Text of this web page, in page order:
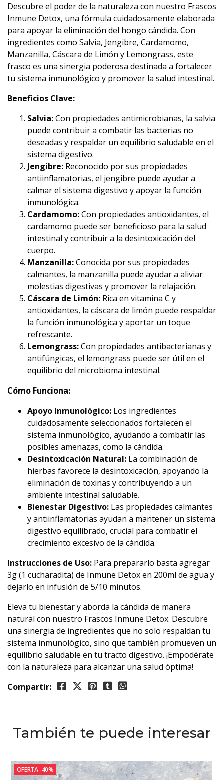
Descubre el poder de la naturaleza con nuestro Frascos
Inmune Detox, una fórmula cuidadosamente elaborada
para apoyar la eliminación del hongo cándida. Con
ingredientes como Salvia, Jengibre, Cardamomo,
Manzanilla, Cáscara de Limón y Lemongrass, este
frasco es una sinergia poderosa destinada a fortalecer
tu sistema inmunológico y promover la salud intestinal.
Beneficios Clave:
Salvia:Con propiedades antimicrobianas, la salvia
puede contribuir a combatir las bacterias no
deseadas y respaldar un equilibrio saludable en el
sistema digestivo.
Jengibre: Reconocido por sus propiedades
antiinflamatorias, el jengibre puede ayudar a
calmar el sistema digestivo y apoyar la función
inmunológica.
Cardamomo:Con propiedades antioxidantes, el
cardamomo puede ser beneficioso para la salud
intestinal y contribuir a la desintoxicación del
cuerpo.
Manzanilla:Conocida por sus propiedades
calmantes, la manzanilla puede ayudar a aliviar
molestias digestivas y promover la relajación.
Cáscara de Limón: Rica en vitamina C y
antioxidantes, la cáscara de limón puede respaldar
la función inmunológica y aportar un toque
refrescante.
Lemongrass:Con propiedades antibacterianas y
antifúngicas, el lemongrass puede ser útil en el
equilibrio del microbioma intestinal.
Cómo Funciona:
Apoyo Inmunológico: Los ingredientes
cuidadosamente seleccionados fortalecen el
sistema inmunológico, ayudando a combatir las
posibles amenazas, como la cándida.
Desintoxicación Natural: La combinación de
hierbas favorece la desintoxicación, apoyando la
eliminación de toxinas y contribuyendo a un
ambiente intestinal saludable.
Bienestar Digestivo: Las propiedades calmantes
y antiinflamatorias ayudan a mantener un sistema
digestivo equilibrado, crucial para combatir el
crecimiento excesivo de la cándida.
Instrucciones de Uso: Para prepararlo basta agregar
3g (1 cucharadita) de Inmune Detox en 200ml de agua y
dejarlo en infusión de 5/10 minutos.
Eleva tu bienestar y aborda la cándida de manera
natural con nuestro Frascos Inmune Detox. Descubre
una sinergia de ingredientes que no solo respaldan tu
sistema inmunológico, sino que también promueven un
equilibrio saludable en tu tracto digestivo. ¡Empodérate
con la naturaleza para alcanzar una salud óptima!
Compartir:
También te puede interesar
OFERTA -40%